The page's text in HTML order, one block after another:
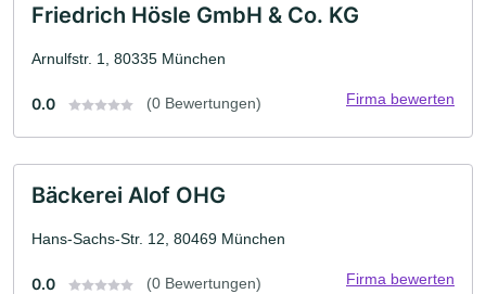
Friedrich Hösle GmbH & Co. KG
Arnulfstr. 1, 80335 München
0.0 (0 Bewertungen) Firma bewerten
Bäckerei Alof OHG
Hans-Sachs-Str. 12, 80469 München
0.0 (0 Bewertungen) Firma bewerten